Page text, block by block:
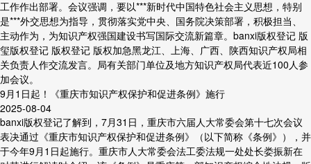
工作作出部署。会议强调，要以***新时代中国特色社会主义思想，特别
是***外交思想为指导，贯彻落实党中央、国务院决策部署，积极担当、
主动作为，为知识产权强国建设书写国际交流新篇章。banxi版权登记 版
玺版权登记 版权登记 版权加急黑龙江、上海、广西、陕西知识产权局相
关负责人作交流发言。局有关部门单位及地方知识产权局代表近100人参
加会议。
9月1日起！《重庆市知识产权保护和促进条例》施行
2025-08-04
banxi版权登记了解到，7月31日，重庆市六届人大常委会第十七次会议
表决通过《重庆市知识产权保护和促进条例》（以下简称《条例》），并
于今年9月1日起施行。重庆市人大常委会法工委法规一处处长娄振新在